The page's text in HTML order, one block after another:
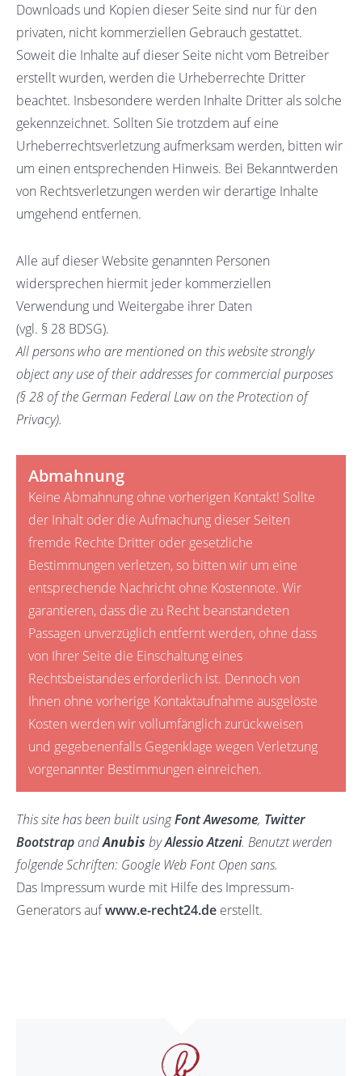
Downloads und Kopien dieser Seite sind nur für den
privaten, nicht kommerziellen Gebrauch gestattet.
Soweit die Inhalte auf dieser Seite nicht vom Betreiber
erstellt wurden, werden die Urheberrechte Dritter
beachtet. Insbesondere werden Inhalte Dritter als solche
gekennzeichnet. Sollten Sie trotzdem auf eine
Urheberrechtsverletzung aufmerksam werden, bitten wir
um einen entsprechenden Hinweis. Bei Bekanntwerden
von Rechtsverletzungen werden wir derartige Inhalte
umgehend entfernen.
Alle auf dieser Website genannten Personen
widersprechen hiermit jeder kommerziellen
Verwendung und Weitergabe ihrer Daten
(vgl. § 28 BDSG).
All persons who are mentioned on this website strongly
object any use of their addresses for commercial purposes
(§ 28 of the German Federal Law on the Protection of
Privacy).
Abmahnung
Keine Abmahnung ohne vorherigen Kontakt! Sollte
der Inhalt oder die Aufmachung dieser Seiten
fremde Rechte Dritter oder gesetzliche
Bestimmungen verletzen, so bitten wir um eine
entsprechende Nachricht ohne Kostennote. Wir
garantieren, dass die zu Recht beanstandeten
Passagen unverzüglich entfernt werden, ohne dass
von Ihrer Seite die Einschaltung eines
Rechtsbeistandes erforderlich ist. Dennoch von
Ihnen ohne vorherige Kontaktaufnahme ausgelöste
Kosten werden wir vollumfänglich zurückweisen
und gegebenenfalls Gegenklage wegen Verletzung
vorgenannter Bestimmungen einreichen.
This site has been built usingFont Awesome, Twitter
BootstrapandAnubis byAlessio Atzeni. Benutzt werden
folgende Schriften: Google Web Font Open sans.
Das Impressum wurde mit Hilfe des Impressum-
Generators aufwww.e-recht24.de erstellt.